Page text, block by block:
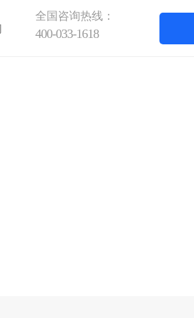
全国咨询热线：
400-033-1618